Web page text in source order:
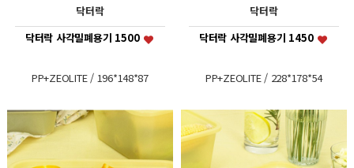
닥터락
닥터락 사각밀폐용기 1500
PP+ZEOLITE / 196*148*87
닥터락
닥터락 사각밀폐용기 1450
PP+ZEOLITE / 228*178*54